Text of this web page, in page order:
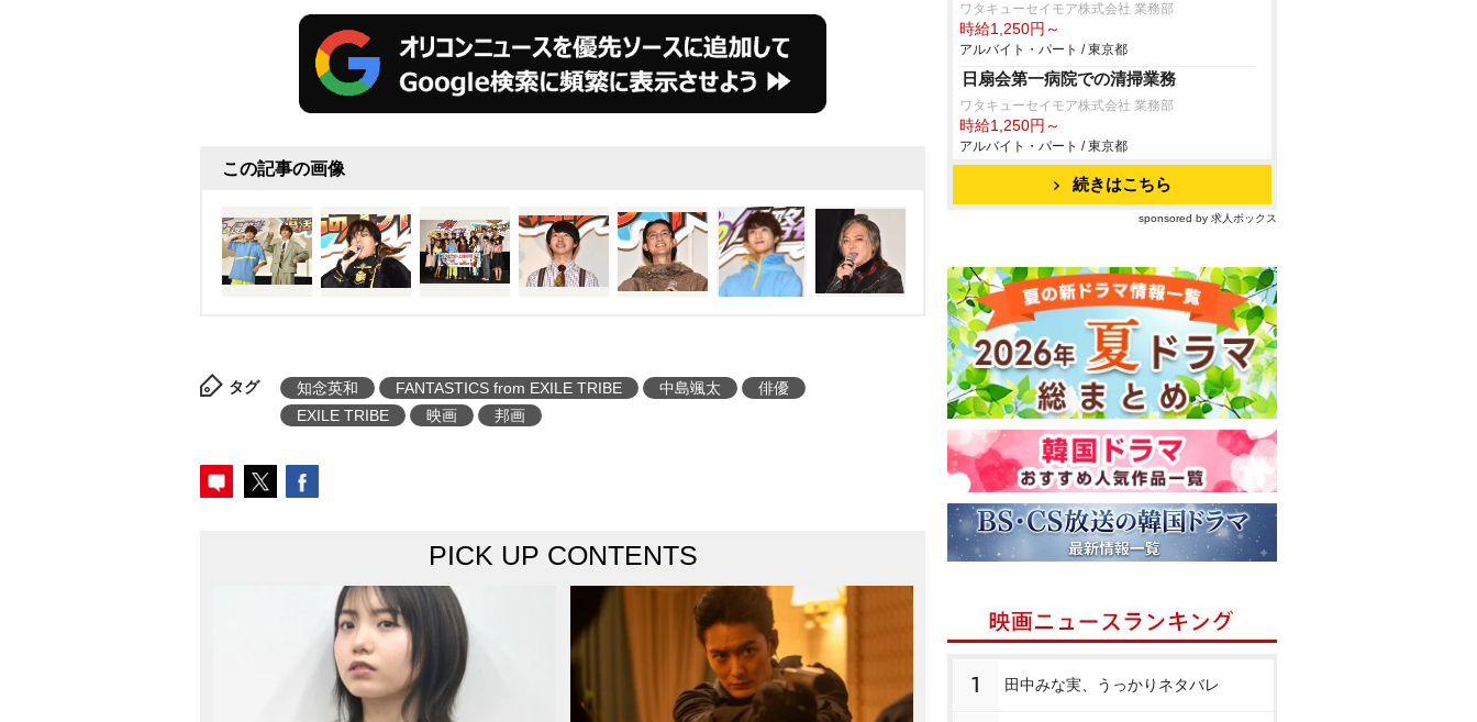
この記事の画像
タグ 知念英和 FANTASTICS from EXILE TRIBE 中島颯太
俳優
EXILE TRIBE
映画 邦画
PICK UP CONTENTS
ワタキューセイモア株式会社 業務部
時給1,250円～
アルバイト・パート / 東京都
日扇会第一病院での清掃業務
ワタキューセイモア株式会社 業務部
時給1,250円～
アルバイト・パート / 東京都
続きはこちら
sponsored by 求人ボックス
1 田中みな実、うっかりネタバレ